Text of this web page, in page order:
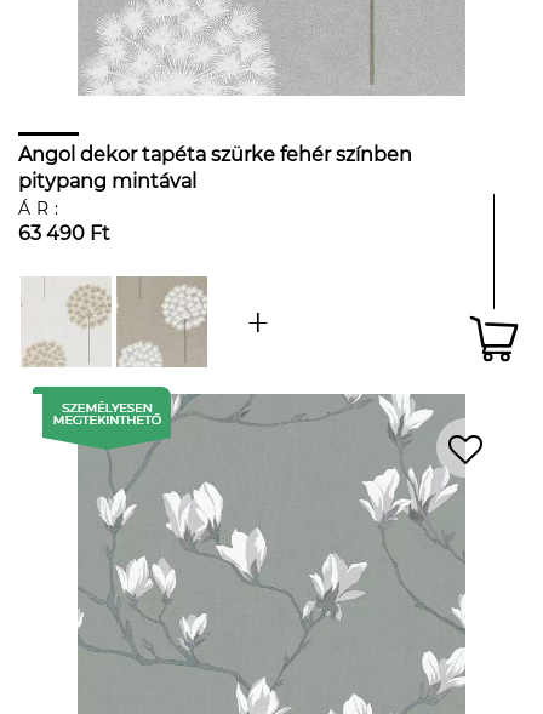
Angol dekor tapéta szürke fehér színben
pitypang mintával
ÁR:
63 490 Ft